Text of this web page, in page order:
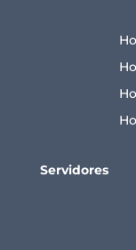
Servidores